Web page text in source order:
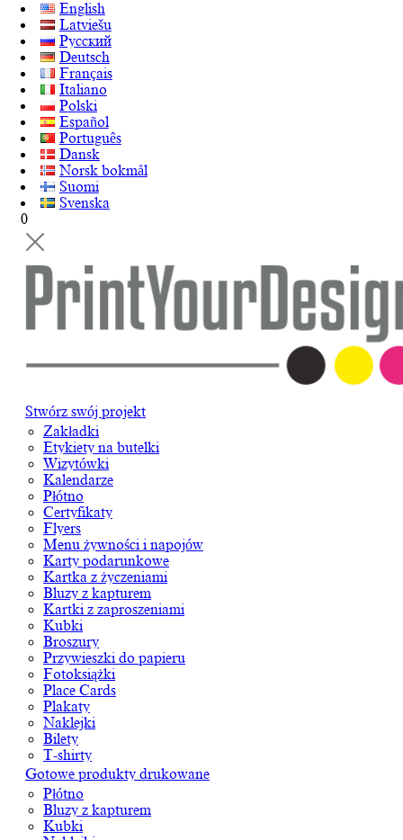
English
Latviešu
Русский
Deutsch
Français
Italiano
Polski
Español
Português
Dansk
Norsk bokmål
Suomi
Svenska
0
Stwórz swój projekt
Zakładki
Etykiety na butelki
Wizytówki
Kalendarze
Płótno
Certyfikaty
Flyers
Menu żywności i napojów
Karty podarunkowe
Kartka z życzeniami
Bluzy z kapturem
Kartki z zaproszeniami
Kubki
Broszury
Przywieszki do papieru
Fotoksiążki
Place Cards
Plakaty
Naklejki
Bilety
T-shirty
Gotowe produkty drukowane
Płótno
Bluzy z kapturem
Kubki